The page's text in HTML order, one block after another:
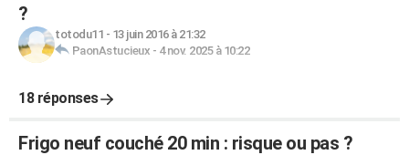
?
totodu11 - 13 juin 2016 à 21:32
PaonAstucieux - 4 nov. 2025 à 10:22
18 réponses
Frigo neuf couché 20 min : risque ou pas ?